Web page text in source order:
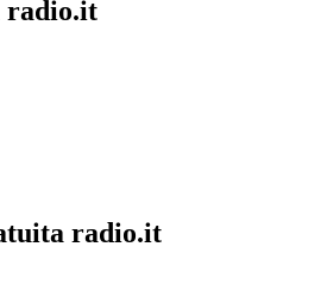
radio.it
radio.it